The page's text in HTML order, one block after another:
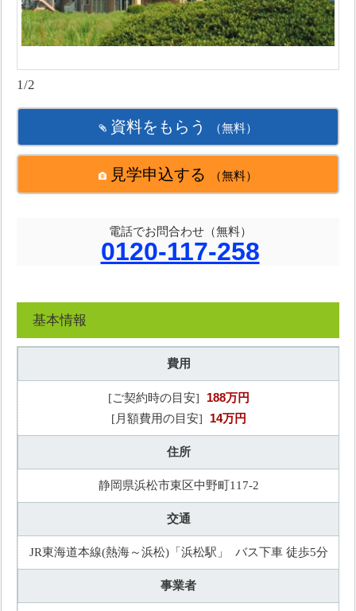
1/2
資料をもらう （無料）
見学申込する （無料）
電話でお問合わせ（無料）
0120-117-258
基本情報
費用
[ご契約時の目安] 188万円
[月額費用の目安] 14万円
住所
静岡県浜松市東区中野町117-2
交通
JR東海道本線(熱海～浜松)「浜松駅」 バス下車 徒歩5分
事業者